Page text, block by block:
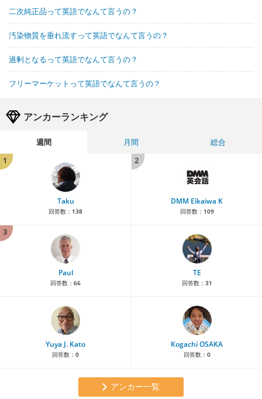
二次純正品って英語でなんて言うの？
汚染物質を垂れ流すって英語でなんて言うの？
過剰となるって英語でなんて言うの？
フリーマーケットって英語でなんて言うの？
アンカーランキング
週間 月間
総合
1
Taku
回答数： 138
2
DMM Eikaiwa K
回答数： 109
3
Paul
回答数： 66
TE
回答数： 31
Yuya J. Kato
回答数： 0
Kogachi OSAKA
回答数： 0
アンカー一覧